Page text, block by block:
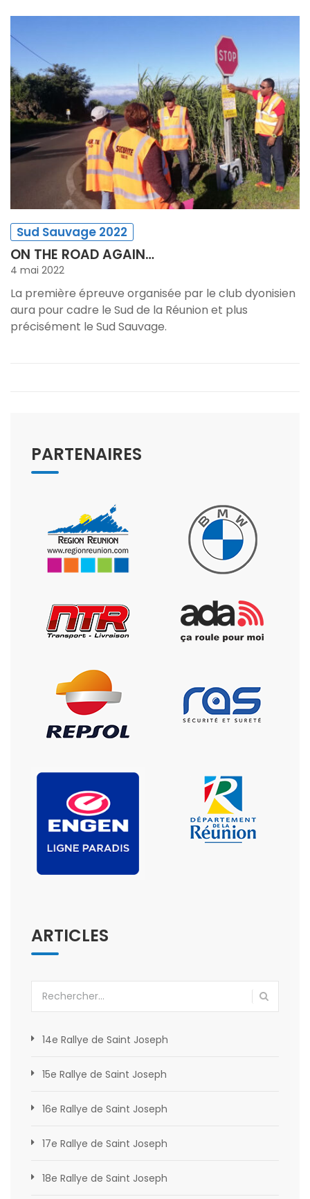
Sud Sauvage 2022
ON THE ROAD AGAIN…
4 mai 2022
La première épreuve organisée par le club dyonisien
aura pour cadre le Sud de la Réunion et plus
précisément le Sud Sauvage.
PARTENAIRES
ARTICLES
Rechercher :
14e Rallye de Saint Joseph
15e Rallye de Saint Joseph
16e Rallye de Saint Joseph
17e Rallye de Saint Joseph
18e Rallye de Saint Joseph